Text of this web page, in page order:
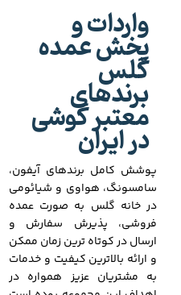
واردات و
پخش عمده
گلس
برندهای
معتبر گوشی
در ایران
پوشش کامل برندهای آیفون،
سامسونگ، هواوی و شیائومی
در خانه گلس به صورت عمده
فروشی، پذیرش سفارش و
ارسال در کوتاه ترین زمان ممکن
و ارائه بالاترین کیفیت و خدمات
به مشتریان عزیز همواره در